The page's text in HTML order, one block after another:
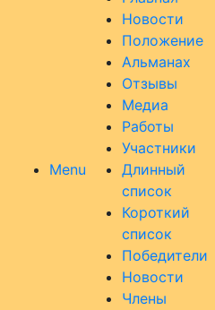
Menu
Новости
Положение
Альманах
Отзывы
Медиа
Работы
Участники
Длинный
список
Короткий
список
Победители
Новости
Члены